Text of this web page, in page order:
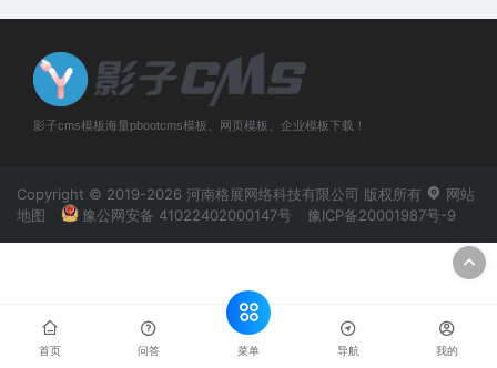
影子cms模板海量pbootcms模板、网页模板、企业模板下载！
Copyright © 2019-2026 河南格展网络科技有限公司 版权所有
网站
地图
豫公网安备 41022402000147号 豫ICP备20001987号-9
首页 问答 菜单 导航 我的